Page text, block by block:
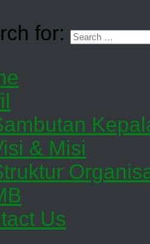
for:
& Misi
Us